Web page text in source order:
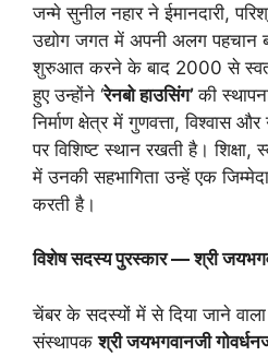
जन्मे सुनील नहार ने ईमानदारी,
उद्योग जगत में अपनी अलग पहचान
शुरुआत करने के बाद 2000 से
हुए उन्होंने ‘रेनबो हाउसिंग’की
निर्माण क्षेत्र में गुणवत्ता, विश्वास
पर विशिष्ट स्थान रखती है। शिक्षा,
में उनकी सहभागिता उन्हें एक
करती है।
विशेष सदस्य पुरस्कार — श्री
चेंबर के सदस्यों में से दिया जाने
संस्थापकश्री जयभगवानजी